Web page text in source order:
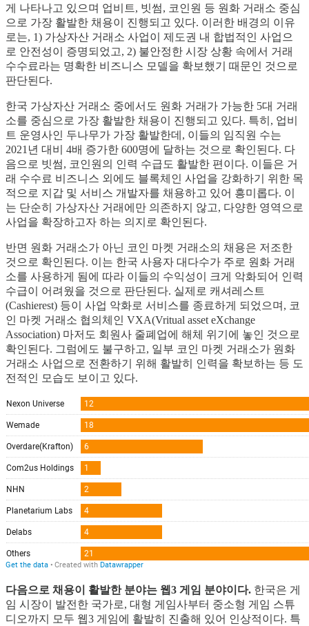
게 나타나고 있으며 업비트, 빗썸, 코인원 등 원화 거래소 중심
으로 가장 활발한 채용이 진행되고 있다. 이러한 배경의 이유
로는, 1) 가상자산 거래소 사업이 제도권 내 합법적인 사업으
로 안전성이 증명되었고, 2) 불안정한 시장 상황 속에서 거래
수수료라는 명확한 비즈니스 모델을 확보했기 때문인 것으로
판단된다.
한국 가상자산 거래소 중에서도 원화 거래가 가능한 5대 거래
소를 중심으로 가장 활발한 채용이 진행되고 있다. 특히, 업비
트 운영사인 두나무가 가장 활발한데, 이들의 임직원 수는
2021년 대비 4배 증가한 600명에 달하는 것으로 확인된다. 다
음으로 빗썸, 코인원의 인력 수급도 활발한 편이다. 이들은 거
래 수수료 비즈니스 외에도 블록체인 사업을 강화하기 위한 목
적으로 지갑 및 서비스 개발자를 채용하고 있어 흥미롭다. 이
는 단순히 가상자산 거래에만 의존하지 않고, 다양한 영역으로
사업을 확장하고자 하는 의지로 확인된다.
반면 원화 거래소가 아닌 코인 마켓 거래소의 채용은 저조한
것으로 확인된다. 이는 한국 사용자 대다수가 주로 원화 거래
소를 사용하게 됨에 따라 이들의 수익성이 크게 악화되어 인력
수급이 어려웠을 것으로 판단된다. 실제로 캐셔레스트
(Cashierest) 등이 사업 악화로 서비스를 종료하게 되었으며, 코
인 마켓 거래소 협의체인 VXA(Vritual asset eXchange
Association) 마저도 회원사 줄폐업에 해체 위기에 놓인 것으로
확인된다. 그럼에도 불구하고, 일부 코인 마켓 거래소가 원화
거래소 사업으로 전환하기 위해 활발히 인력을 확보하는 등 도
전적인 모습도 보이고 있다.
다음으로 채용이 활발한 분야는 웹3 게임 분야이다. 한국은 게
임 시장이 발전한 국가로, 대형 게임사부터 중소형 게임 스튜
디오까지 모두 웹3 게임에 활발히 진출해 있어 인상적이다. 특